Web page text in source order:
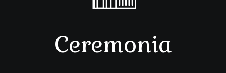
Ceremonia